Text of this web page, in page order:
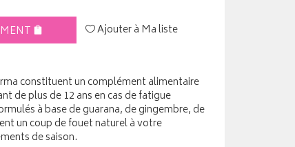
Ajouter à Ma liste
constituent un complément alimentaire
de plus de 12 ans en cas de fatigue
à base de guarana, de gingembre, de
un coup de fouet naturel à votre
de saison.